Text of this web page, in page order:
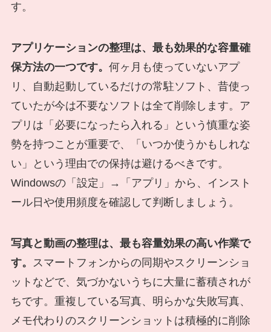
す。
アプリケーションの整理は、最も効果的な容量確
保方法の一つです。 何ヶ月も使っていないアプ
リ、自動起動しているだけの常駐ソフト、昔使っ
ていたが今は不要なソフトは全て削除します。ア
プリは「必要になったら入れる」という慎重な姿
勢を持つことが重要で、「いつか使うかもしれな
い」という理由での保持は避けるべきです。
Windowsの「設定」→「アプリ」から、インスト
ール日や使用頻度を確認して判断しましょう。
写真と動画の整理は、最も容量効果の高い作業で
す。
スマートフォンからの同期やスクリーンショ
ットなどで、気づかないうちに大量に蓄積されが
ちです。重複している写真、明らかな失敗写真、
メモ代わりのスクリーンショットは積極的に削除